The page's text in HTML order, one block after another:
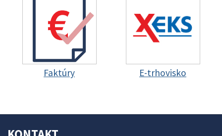
Faktúry E-trhovisko